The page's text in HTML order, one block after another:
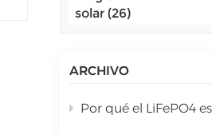
solar (26)
ARCHIVO
Por qué el LiFePO4 está reemplazando al plomo-ácido